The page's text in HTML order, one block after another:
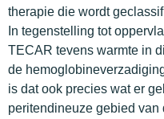
therapie die wordt
In tegenstelling tot
TECAR tevens warmte in
de
is dat ook precies wat er
peritendineuze gebied